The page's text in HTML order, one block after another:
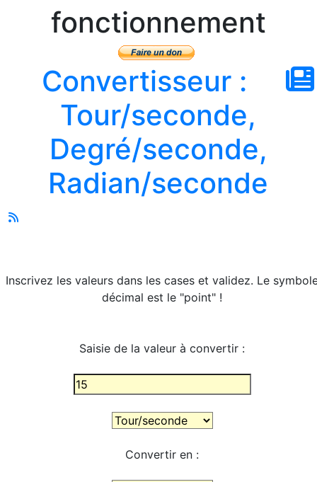
fonctionnement
Convertisseur :
Tour/seconde,
Degré/seconde,
Radian/seconde
Inscrivez les valeurs dans les cases et validez. Le
décimal est le "point" !
Saisie de la valeur à convertir :
Convertir en :